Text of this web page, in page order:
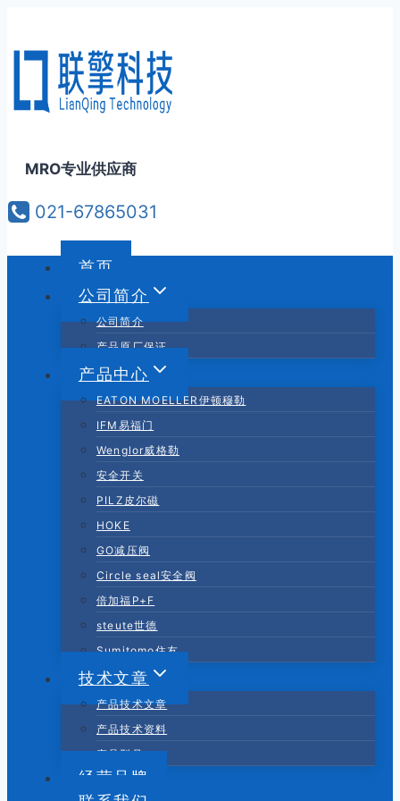
MRO专业供应商
021-67865031
首页
公司简介
公司简介
产品原厂保证
产品中心
EATON MOELLER伊顿穆勒
IFM易福门
Wenglor威格勒
安全开关
PILZ皮尔磁
HOKE
GO减压阀
Circle seal安全阀
倍加福P+F
steute世德
Sumitomo住友
技术文章
产品技术文章
产品技术资料
产品型号
经营品牌